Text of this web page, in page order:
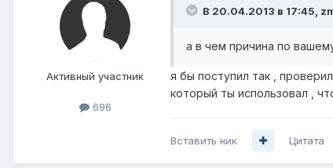
Активный участник
696
В 20.04.2013 в 17:45,
а в чем причина по
я бы поступил так ,
который ты использовал ,
Вставить ник Цитата